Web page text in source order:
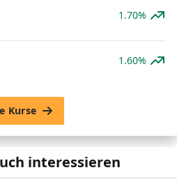
1.70%
1.60%
Kurse
interessieren